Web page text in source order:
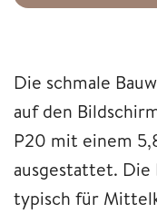
Die schmale
auf den
P20 mit einem
ausgestattet. Die
typisch für